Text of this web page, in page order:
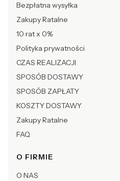
Bezpłatna wysyłka
Zakupy Ratalne
10 rat x 0%
Polityka prywatności
CZAS REALIZACJI
SPOSÓB DOSTAWY
SPOSÓB ZAPŁATY
KOSZTY DOSTAWY
Zakupy Ratalne
FAQ
O FIRMIE
O NAS